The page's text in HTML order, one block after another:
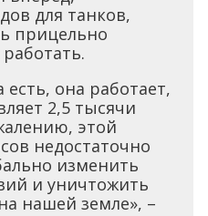
для танков,
прицельно
есть, она работает,
2,5 тысячи
этой
недостаточно
изменить
и уничтожить
нашей земле», –